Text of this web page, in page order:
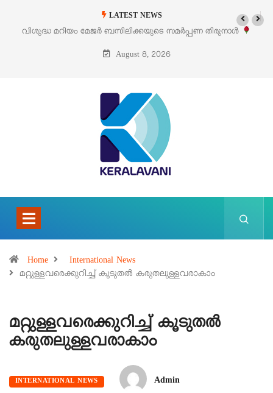
LATEST NEWS
വിശുദ്ധ മറിയം മേജർ ബസിലിക്കയുടെ സമർപ്പണ തിരുനാൾ
ഓഗസ്റ്റ് 5 –
August 8, 2026
Home
International News
മറ്റുള്ളവരെക്കുറിച്ച് കൂടുതൽ കരുതലുള്ളവരാകാം
മറ്റുള്ളവരെക്കുറിച്ച് കൂടുതൽ
കരുതലുള്ളവരാകാം
INTERNATIONAL NEWS
Admin